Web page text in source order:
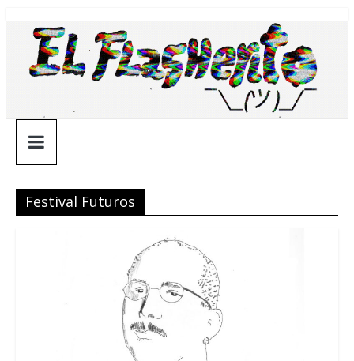
contenido
¯\_(ツ)_/
¯
Festival Futuros